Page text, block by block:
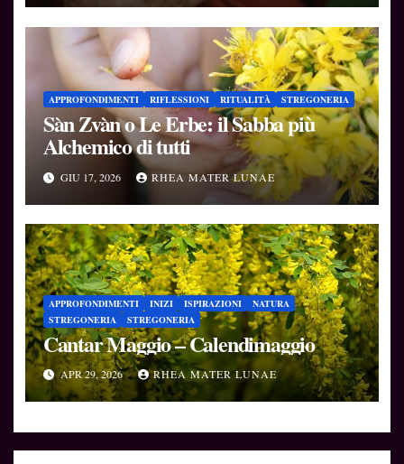
APPROFONDIMENTI RIFLESSIONI RITUALITÀ STREGONERIA
Sàn Zvàn o Le Erbe: il Sabba più
Alchemico di tutti
GIU 17, 2026 RHEA MATER LUNAE
APPROFONDIMENTI INIZI ISPIRAZIONI
NATURA
STREGONERIA
STREGONERIA
Cantar Maggio – Calendimaggio
APR 29, 2026 RHEA MATER LUNAE